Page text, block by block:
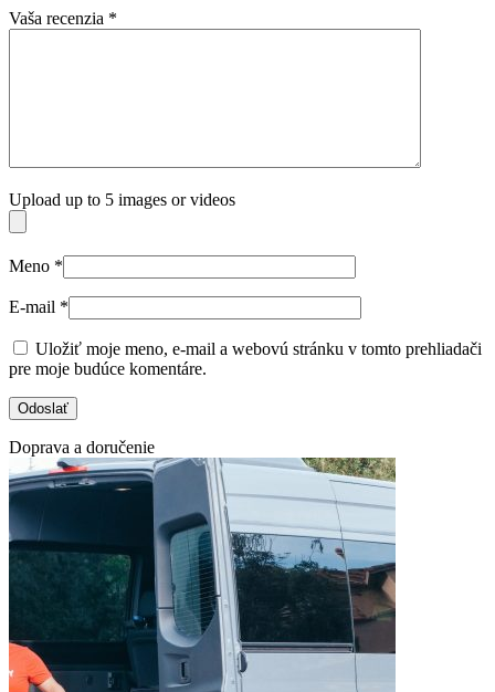
Vaša recenzia *
Upload up to 5 images or videos
Meno *
E-mail *
Uložiť moje meno, e-mail a webovú stránku v tomto prehliadači
pre moje budúce komentáre.
Doprava a doručenie